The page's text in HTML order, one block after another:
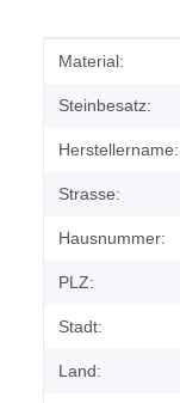
Wert
Material:
Steinbesatz:
Herstellername:
Strasse:
Hausnummer:
PLZ:
Stadt:
Land: